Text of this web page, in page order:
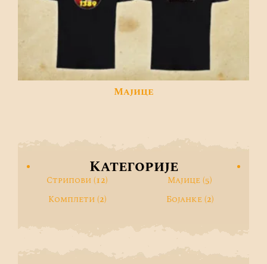
Мајице
Категорије
Стрипови(12) Мајице(5)
Комплети(2) Бојанке(2)